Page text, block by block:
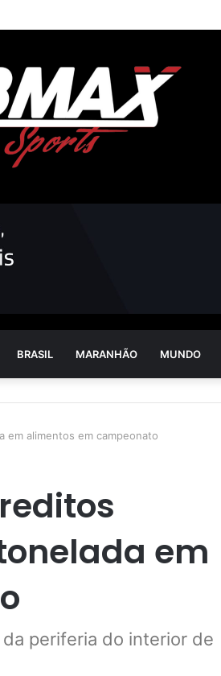
BRASIL MARANHÃO MUNDO
em alimentos em campeonato
em
periferia do interior de